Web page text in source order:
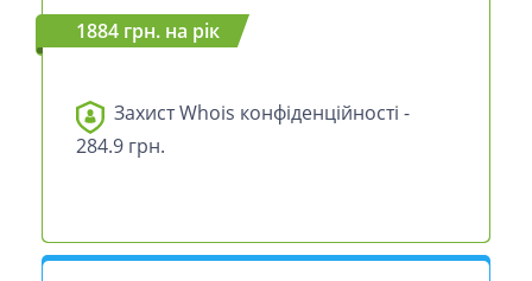
1884 грн. на рік
Захист Whois конфіденційності -
284.9 грн.